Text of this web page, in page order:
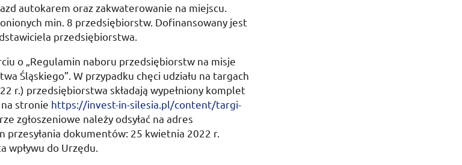
autokarem oraz zakwaterowanie na miejscu.
min. 8 przedsiębiorstw. Dofinansowany jest
przedsiębiorstwa.
o „Regulamin naboru przedsiębiorstw na misje
Śląskiego”. W przypadku chęci udziału na targach
r.) przedsiębiorstwa składają wypełniony komplet
stronie https://invest-in-silesia.pl/content/targi-
zgłoszeniowe należy odsyłać na adres
przesyłania dokumentów: 25 kwietnia 2022 r.
wpływu do Urzędu.